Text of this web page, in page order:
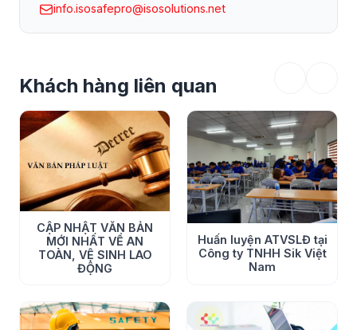
2.3 Đối tượng khác:
+ Nghiệp vụ công tác ATVSLĐ: 28 giờ
+ Nội dung huấn luyện, thuyết trình, truyền thong về an
toàn vệ sinh lao động 4.0 – 4 giờ
+ Kỹ năng huấn luyện. thuyết trình, truyền thong về an
toàn vệ sinh lao động 4 – 4 giờ
+ Thi lý thuyết: 90 phút
+ Thi thuyết trình: 20 phút
3. Chương trình đào tạo:
info.isosafepro@isosolutions.net
Khách hàng liên quan
CẬP NHẬT VĂN BẢN
MỚI NHẤT VỀ AN
TOÀN, VỆ SINH LAO
ĐỘNG
Huấn luyện ATVSLĐ tại
Công ty TNHH Sik Việt
Nam